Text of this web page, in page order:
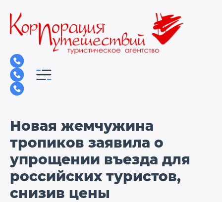
Новая жемчужина
тропиков заявила о
упрощении въезда для
российских туристов,
снизив цены